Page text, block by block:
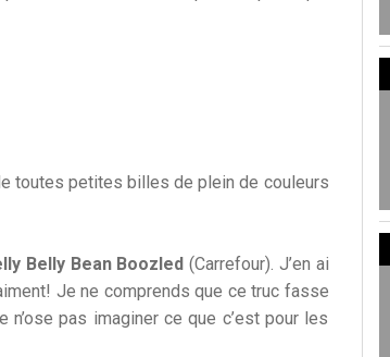
toutes petites billes de plein de couleurs
Belly Bean Boozled (Carrefour). J’en ai
Je ne comprends que ce truc fasse
pas imaginer ce que c’est pour les